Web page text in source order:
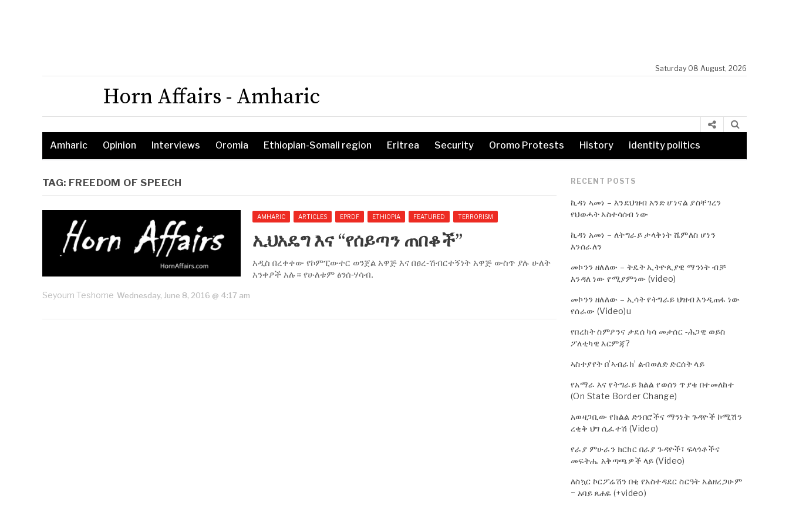
Saturday 08 August, 2026
Horn Affairs - Amharic
Amharic Opinion Interviews Oromia Ethiopian-Somali region Eritrea Security Oromo Protests History identity politics
TAG: FREEDOM OF SPEECH
AMHARIC ARTICLES EPRDF ETHIOPIA FEATURED TERRORISM
ኢህአዴግ እና “የሰይጣን ጠበቆች”
አዲስ በረቀቀው የኮምፒውተር ወንጀል አዋጅ እና በፀረ-ሽብርተኝነት አዋጅ ውስጥ ያሉ ሁለት
አንቀፆች አሉ። የሁለቱም ፅንሰ-ሃሳብ.
Seyoum Teshome Wednesday, June 8, 2016 @ 4:17 am
RECENT POSTS
ኪዳነ ኣመነ – እንደህዝብ አንድ ሆነናል ያስቸገረን
የህወሓት አስተሳሰብ ነው
ኪዳነ አመነ – ለትግራይ ታላቅነት ሼምለስ ሆነን
እንሰራለን
መኮንን ዘለለው – ትዴት ኢትዮጲያዊ ማንነት ብቻ
እንዳለ ነው የሚያምነው (video)
መኮንን ዘለለው – ኢሳት የትግራይ ህዝብ እንዲጠፋ ነው
የሰራው (Video)u
የበረከት ስምዖንና ታደሰ ካሳ መታሰር -ሕጋዊ ወይስ
ፖለቲካዊ እርምጃ?
ኣስተያየት በ’ኣብራክ’ ልብወለድ ድርሰት ላይ
የአማራ እና የትግራይ ክልል የወሰን ጥያቄ በተመለከተ
(On State Border Change)
አወዛጋቢው የክልል ድንበሮችና ማንነት ጉዳዮች ኮሚሽን
ረቂቅ ህግ ሲፈተሽ (Video)
የራያ ምሁራን ክርክር በራያ ጉዳዮች፣ ፍላጎቶችና
መፍትሔ አቅጣጫዎች ላይ (Video)
ለስኳር ኮርፖሬሽን በቂ የአስተዳደር ስርዓት አልዘረጋሁም
~ አባይ ጸሐዬ (+video)